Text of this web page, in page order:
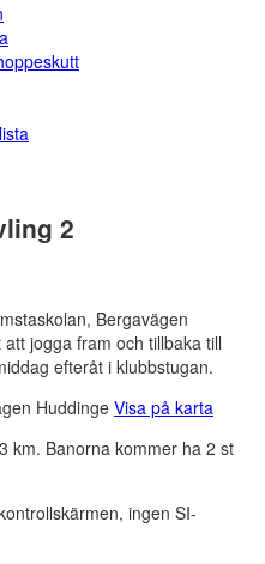
2
Bergavägen
jogga fram och tillbaka till
efteråt i klubbstugan.
Huddinge Visa på karta
km. Banorna kommer ha 2 st
ingen SI-